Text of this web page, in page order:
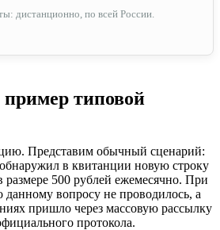
дистанционно, по всей России.
типовой
Представим обычный сценарий:
в квитанции новую строку
размере 500 рублей ежемесячно. При
данному вопросу не проводилось, а
пришло через массовую рассылку
протокола.